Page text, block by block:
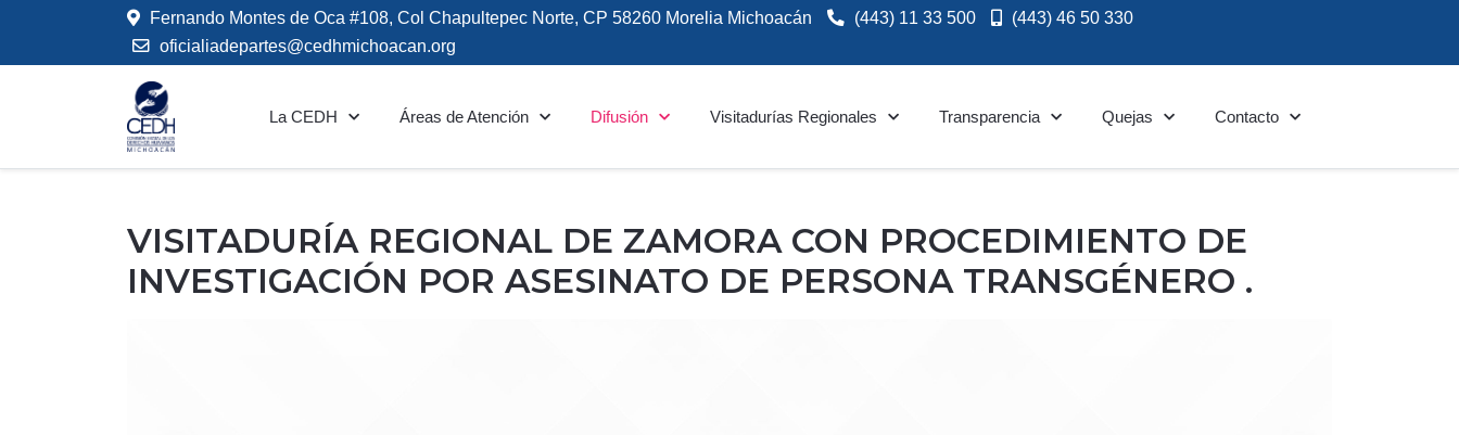
Fernando Montes de Oca #108, Col Chapultepec Norte, CP 58260 Morelia Michoacán (443) 11 33 500
(443) 46 50 330
oficialiadepartes@cedhmichoacan.org
La CEDH Áreas de Atención Difusión Visitadurías Regionales Transparencia Quejas Contacto
VISITADURÍA REGIONAL DE ZAMORA CON PROCEDIMIENTO DE
INVESTIGACIÓN POR ASESINATO DE PERSONA TRANSGÉNERO .